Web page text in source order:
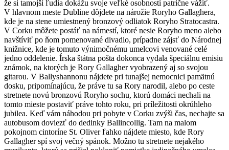
že si tamojší ľudia dokážu svoje veľké osobnosti patrične vážiť.
V hlavnom meste Dubline dôjdete na nárožie Roryho Gallaghera,
kde je na stene umiestnený bronzový odliatok Roryho Stratocastra.
V Corku môžete postáť na námestí, ktoré nesie Roryho meno alebo
navštíviť po ňom pomenované divadlo, prípadne zájsť do Národnej
knižnice, kde je tomuto výnimočnému umelcovi venované celé
jedno oddelenie. Írska štátna pošta dokonca vydala špeciálnu emisiu
známok, na ktorých je Rory Gallagher vyobrazený aj so svojou
gitarou. V Ballyshannonu nájdete pri tunajšej nemocnici pamätnú
dosku, pripomínajúcu, že práve tu sa Rory narodil, alebo po ceste
stretnete novú bronzovú Roryho sochu, ktorú domáci nechali na
tomto mieste postaviť práve tohto roku, pri príležitosti okrúhleho
jubilea. Keď vám náhodou pri pobyte v Corku zvýši čas, nechajte sa
autobusom doviezť do dedinky Ballincollig. Tam na malom
pokojnom cintoríne St. Oliver ľahko nájdete miesto, kde Rory
Gallagher spí svoj večný spánok. Možno tu stretnete nejakého